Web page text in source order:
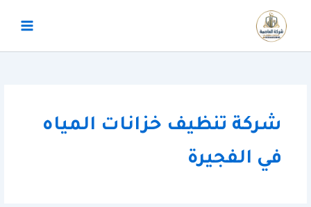
المحتوى
شركة تنظيف خزانات المياه
في الفجيرة